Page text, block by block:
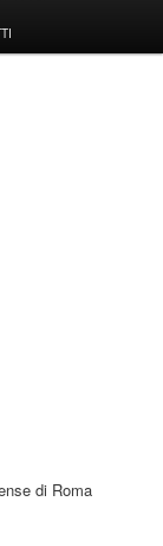
di Roma